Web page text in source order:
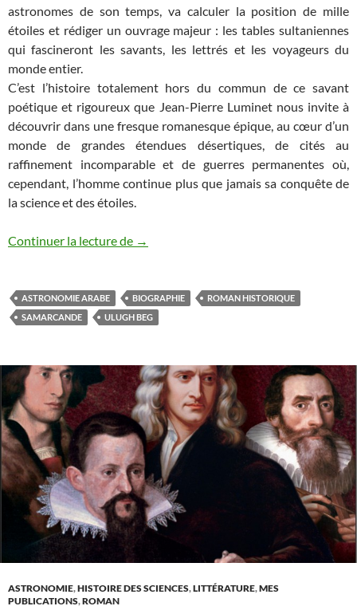
astronomes de son temps, va calculer la position de mille
étoiles et rédiger un ouvrage majeur : les tables sultaniennes
qui fascineront les savants, les lettrés et les voyageurs du
monde entier.
C’est l’histoire totalement hors du commun de ce savant
poétique et rigoureux que Jean-Pierre Luminet nous invite à
découvrir dans une fresque romanesque épique, au cœur d’un
monde de grandes étendues désertiques, de cités au
raffinement incomparable et de guerres permanentes où,
cependant, l’homme continue plus que jamais sa conquête de
la science et des étoiles.
Continuer la lecture de Mes romans (7) : Ulugh Beg,
→
ASTRONOMIE ARABE BIOGRAPHIE
ROMAN HISTORIQUE
SAMARCANDE
ULUGH BEG
ASTRONOMIE,HISTOIRE DES SCIENCES,LITTÉRATURE,MES
PUBLICATIONS,ROMAN